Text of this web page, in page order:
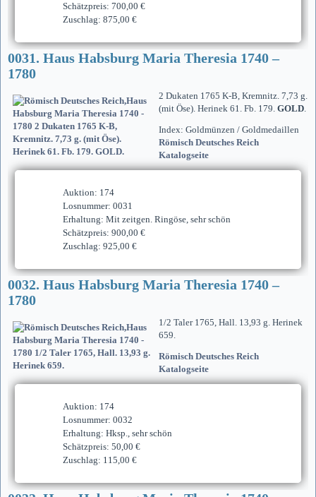
Schätzpreis: 700,00 €
Zuschlag: 875,00 €
0031. Haus Habsburg Maria Theresia 1740 –
1780
2 Dukaten 1765 K-B, Kremnitz. 7,73 g.
(mit Öse). Herinek 61. Fb. 179. GOLD.
Index: Goldmünzen / Goldmedaillen
Römisch Deutsches Reich
Katalogseite
Auktion: 174
Losnummer: 0031
Erhaltung: Mit zeitgen. Ringöse, sehr schön
Schätzpreis: 900,00 €
Zuschlag: 925,00 €
0032. Haus Habsburg Maria Theresia 1740 –
1780
1/2 Taler 1765, Hall. 13,93 g. Herinek
659.
Römisch Deutsches Reich
Katalogseite
Auktion: 174
Losnummer: 0032
Erhaltung: Hksp., sehr schön
Schätzpreis: 50,00 €
Zuschlag: 115,00 €